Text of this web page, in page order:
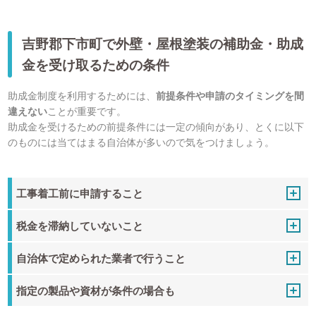
吉野郡下市町で外壁・屋根塗装の補助金・助成
金を受け取るための条件
助成金制度を利用するためには、前提条件や申請のタイミングを間
違えないことが重要です。
助成金を受けるための前提条件には一定の傾向があり、とくに以下
のものには当てはまる自治体が多いので気をつけましょう。
工事着工前に申請すること
税金を滞納していないこと
自治体で定められた業者で行うこと
指定の製品や資材が条件の場合も